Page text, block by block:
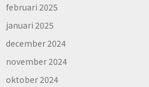
februari 2025
januari 2025
december 2024
november 2024
oktober 2024